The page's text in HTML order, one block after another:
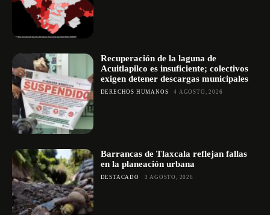
Recuperación de la laguna de
Acuitlapilco es insuficiente; colectivos
exigen detener descargas municipales
DERECHOS HUMANOS 4 AGOSTO, 2026
Barrancas de Tlaxcala reflejan fallas
en la planeación urbana
DESTACADO 3 AGOSTO, 2026